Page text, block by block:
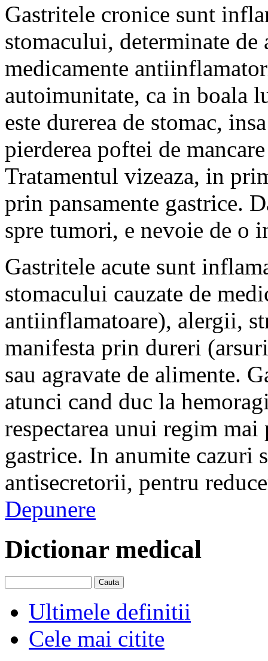
Gastritele cronice sunt
stomacului, determinate
medicamente
autoimunitate, ca in boala
este durerea de stomac,
pierderea poftei de
Tratamentul vizeaza, in
prin pansamente gastrice.
spre tumori, e nevoie de o
Gastritele acute sunt
stomacului cauzate de
antiinflamatoare), alergii,
manifesta prin dureri
sau agravate de alimente.
atunci cand duc la
respectarea unui regim
gastrice. In anumite cazuri
antisecretorii, pentru
Depunere
Dictionar medical
Ultimele definitii
Cele mai citite